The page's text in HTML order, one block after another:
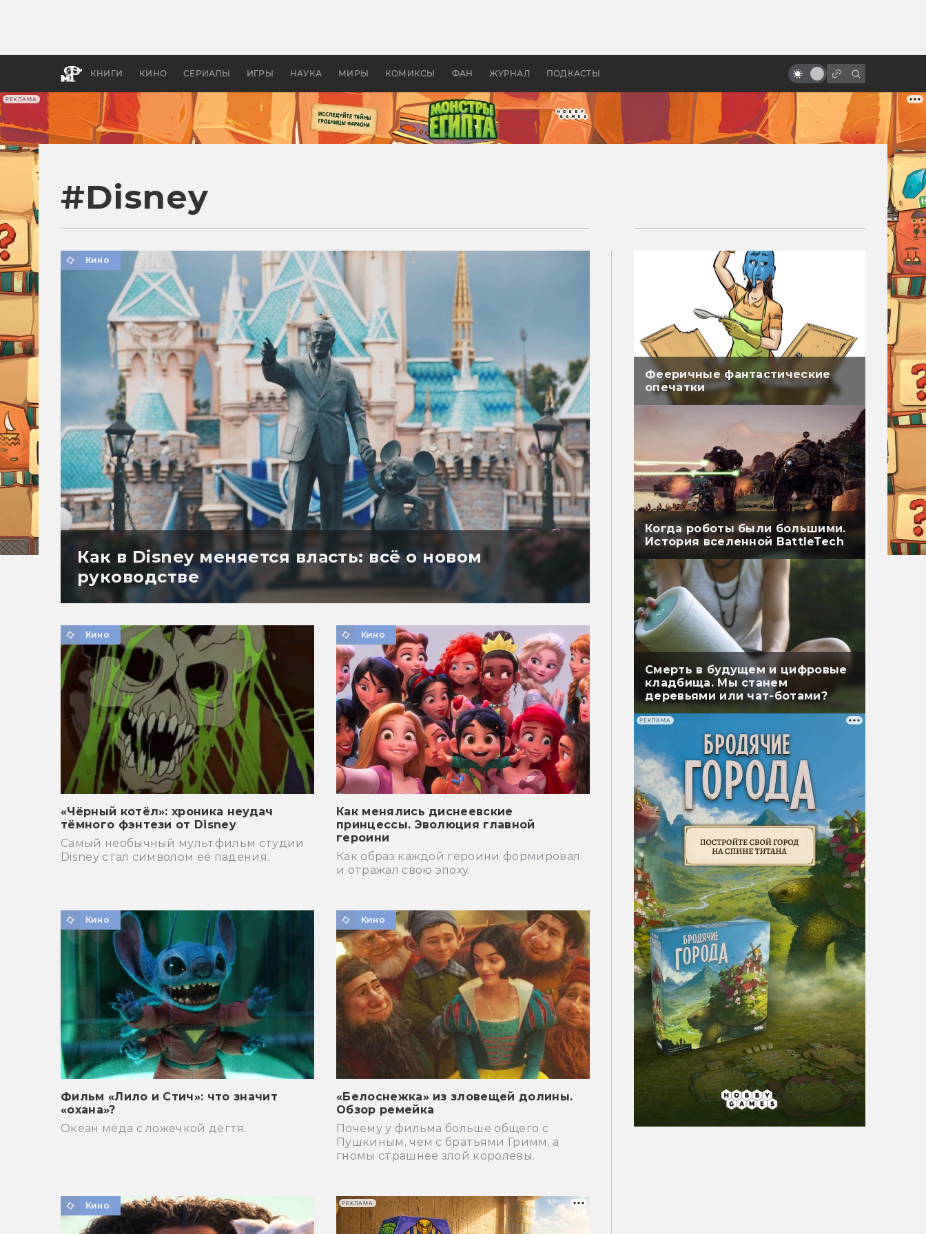
РЕКЛАМА
КНИГИ КИНО СЕРИАЛЫ ИГРЫ НАУКА МИРЫ КОМИКСЫ ФАН ЖУРНАЛ ПОДКАСТЫ
апокалипсис, в России —
бы «Властелина колец»
из Европы, которых вы,
возможно, не видели
#Disney
Кино
Как в Disney меняется власть: всё о новом
руководстве
Кино
«Чёрный котёл»: хроника неудач
тёмного фэнтези от Disney
Самый необычный мультфильм студии
Disney стал символом её падения.
Кино
Как менялись диснеевские
принцессы. Эволюция главной
героини
Как образ каждой героини формировал
и отражал свою эпоху.
Кино
Фильм «Лило и Стич»: что значит
«охана»?
Океан мёда с ложечкой дёгтя.
Кино
«Белоснежка» из зловещей долины.
Обзор ремейка
Почему у фильма больше общего с
Пушкиным, чем с братьями Гримм, а
гномы страшнее злой королевы.
Кино РЕКЛАМА
Фееричные фантастические
опечатки
Когда роботы были большими.
История вселенной BattleTech
Смерть в будущем и цифровые
кладбища. Мы станем
деревьями или чат-ботами?
РЕКЛАМА